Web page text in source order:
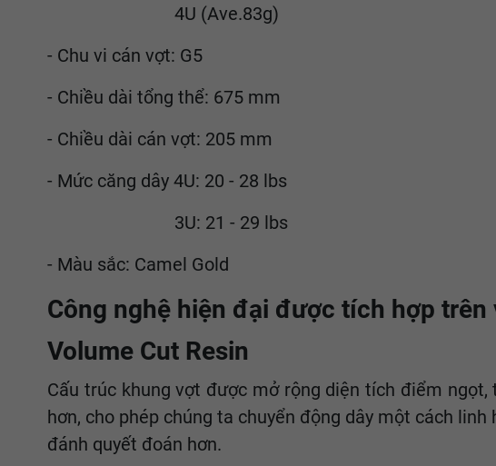
4U (Ave.83g)
- Chu vi cán vợt: G5
- Chiều dài tổng thể: 675 mm
- Chiều dài cán vợt: 205 mm
- Mức căng dây 4U: 20 - 28 lbs
3U: 21 - 29 lbs
- Màu sắc: Camel Gold
Công nghệ hiện đại được tích hợp trên
Volume Cut Resin
Cấu trúc khung vợt được mở rộng diện tích điểm
hơn, cho phép chúng ta chuyển động dây một cách
đánh quyết đoán hơn.